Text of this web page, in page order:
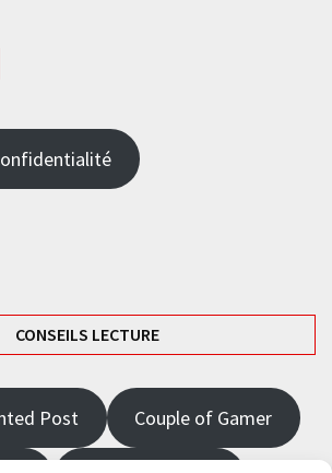
CONSEILS LECTURE
Post Couple of Gamer